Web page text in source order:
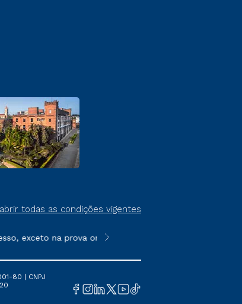
abrir todas as condições vigentes
exceto na prova on-line ou agendada, que ofertam
**Semipresencial é um formato do
80 | CNPJ